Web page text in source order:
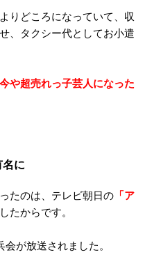
りどころになっていて、収
、タクシー代としてお小遣
や超売れっ子芸人になった
に
たのは、テレビ朝日の 「ア
たからです。
が放送されました。